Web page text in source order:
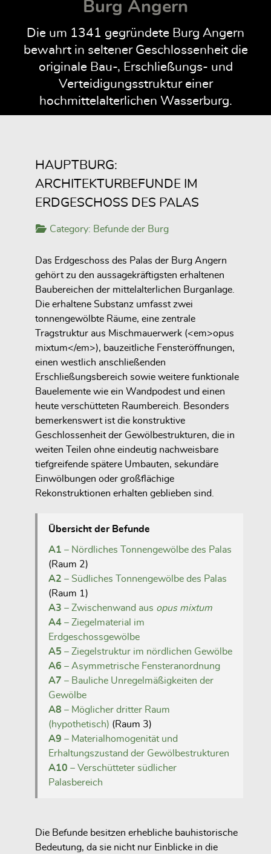
Burg Angern
Die um 1341 gegründete Burg Angern
bewahrt in seltener Geschlossenheit die
originale Bau-, Erschließungs- und
Verteidigungsstruktur einer
hochmittelalterlichen Wasserburg.
HAUPTBURG:
ARCHITEKTURBEFUNDE IM
ERDGESCHOSS DES PALAS
Category: Befunde der Burg
Das Erdgeschoss des Palas der Burg Angern
gehört zu den aussagekräftigsten erhaltenen
Baubereichen der mittelalterlichen Burganlage.
Die erhaltene Substanz umfasst zwei
tonnengewölbte Räume, eine zentrale
Tragstruktur aus Mischmauerwerk (<em>opus
mixtum</em>), bauzeitliche Fensteröffnungen,
einen westlich anschließenden
Erschließungsbereich sowie weitere funktionale
Bauelemente wie ein Wandpodest und einen
heute verschütteten Raumbereich. Besonders
bemerkenswert ist die konstruktive
Geschlossenheit der Gewölbestrukturen, die in
weiten Teilen ohne eindeutig nachweisbare
tiefgreifende spätere Umbauten, sekundäre
Einwölbungen oder großflächige
Rekonstruktionen erhalten geblieben sind.
Übersicht der Befunde
A1 – Nördliches Tonnengewölbe des Palas
(Raum 2)
A2 – Südliches Tonnengewölbe des Palas
(Raum 1)
A3 – Zwischenwand aus opus mixtum
A4 – Ziegelmaterial im
Erdgeschossgewölbe
A5 – Ziegelstruktur im nördlichen Gewölbe
A6 – Asymmetrische Fensteranordnung
A7 – Bauliche Unregelmäßigkeiten der
Gewölbe
A8 – Möglicher dritter Raum
(hypothetisch) (Raum 3)
A9 – Materialhomogenität und
Erhaltungszustand der Gewölbestrukturen
A10 – Verschütteter südlicher
Palasbereich
Die Befunde besitzen erhebliche bauhistorische
Bedeutung, da sie nicht nur Einblicke in die